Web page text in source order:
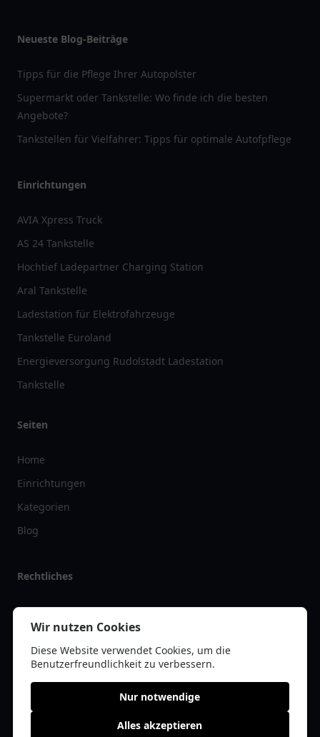
Neueste Blog-Beiträge
Tipps für die Pflege Ihrer Autopolster
Supermarkt oder Tankstelle: Wo finde ich die besten
Angebote?
Tankstellen für Vielfahrer: Tipps für optimale Autofpflege
Einrichtungen
AVIA Xpress Truck
AS 24 Tankstelle
Hochtief Ladepartner Charging Station
Aral Tankstelle
Ladestation für Elektrofahrzeuge
Tankstelle Euroland
Energieversorgung Rudolstadt Ladestation
Tankstelle
Seiten
Home
Einrichtungen
Kategorien
Blog
Rechtliches
Impressum
Datenschutz
Kontakt
Wir nutzen Cookies
Diese Website verwendet Cookies, um die
Benutzerfreundlichkeit zu verbessern.
Nur notwendige
Alles akzeptieren